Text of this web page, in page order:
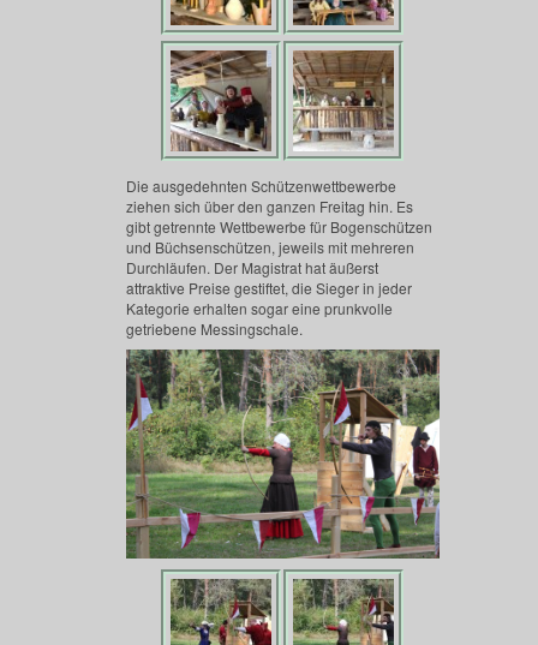
Die ausgedehnten Schützenwettbewerbe
ziehen sich über den ganzen Freitag hin. Es
gibt getrennte Wettbewerbe für Bogenschützen
und Büchsenschützen, jeweils mit mehreren
Durchläufen. Der Magistrat hat äußerst
attraktive Preise gestiftet, die Sieger in jeder
Kategorie erhalten sogar eine prunkvolle
getriebene Messingschale.